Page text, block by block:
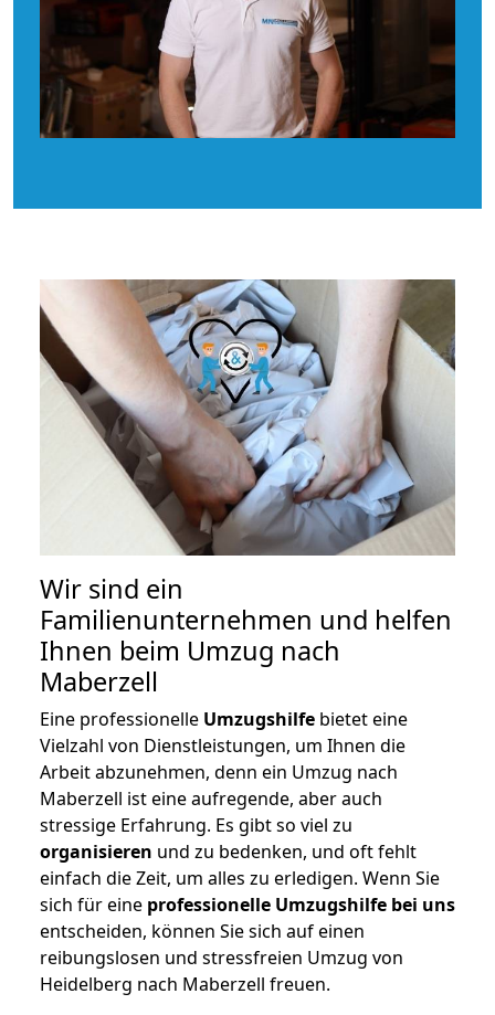
Wir sind ein
Familienunternehmen und helfen
Ihnen beim Umzug nach
Maberzell
Eine professionelle Umzugshilfe bietet eine
Vielzahl von Dienstleistungen, um Ihnen die
Arbeit abzunehmen, denn ein Umzug nach
Maberzell ist eine aufregende, aber auch
stressige Erfahrung. Es gibt so viel zu
organisieren und zu bedenken, und oft fehlt
einfach die Zeit, um alles zu erledigen. Wenn Sie
sich für eine professionelle Umzugshilfe bei uns
entscheiden, können Sie sich auf einen
reibungslosen und stressfreien Umzug von
Heidelberg nach Maberzell freuen.